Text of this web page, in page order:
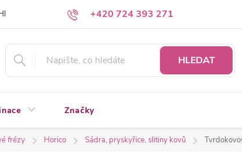
+420 724 393 271
a nenacházíte? Napište nám
HLEDAT
Značky
frézy Horico Sádra, pryskyřice, slitiny kovů